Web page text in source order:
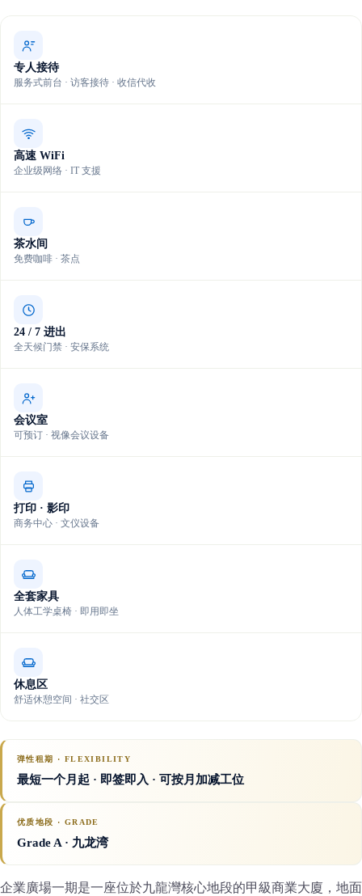
专人接待
服务式前台 · 访客接待 · 收信代收
高速 WiFi
企业级网络 · IT 支援
茶水间
免费咖啡 · 茶点
24 / 7 进出
全天候门禁 · 安保系统
会议室
可预订 · 视像会议设备
打印 · 影印
商务中心 · 文仪设备
全套家具
人体工学桌椅 · 即用即坐
休息区
舒适休憩空间 · 社交区
弹性租期 · FLEXIBILITY
最短一个月起 · 即签即入 · 可按月加减工位
优质地段 · GRADE
Grade A· 九龙湾
企業廣場一期是一座位於九龍灣核心地段的甲級商業大廈，地面